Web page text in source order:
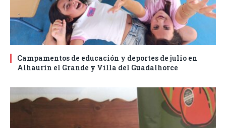
Campamentos de educación y deportes de julio en
Alhaurín el Grande y Villa del Guadalhorce